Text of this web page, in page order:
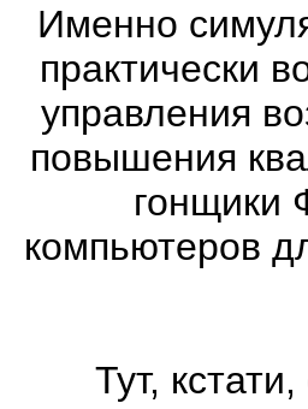
Именно
практически
управления
повышения
гонщики
компьютеров
Тут,